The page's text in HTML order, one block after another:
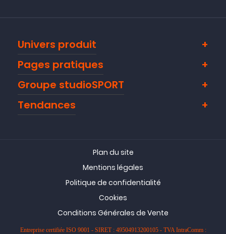
Univers produit
Pages pratiques
Groupe studioSPORT
Tendances
Plan du site
Mentions légales
Politique de confidentialité
Cookies
Conditions Générales de Vente
Entreprise certifiée ISO 9001 - SIRET : 49504913200105 - TVA IntraComm :